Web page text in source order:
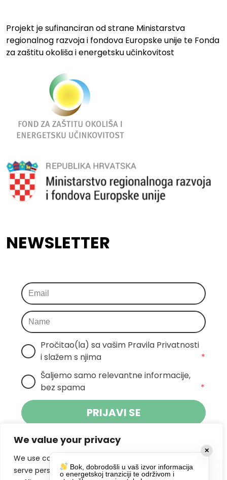
We value your privacy
We use cookies to enhance your browsing experience,
serve personalized ads or content, and analyze our
Projekt je sufinanciran od strane Ministarstva
regionalnog razvoja i fondova Europske unije te Fonda
za zaštitu okoliša i energetsku učinkovitost
NEWSLETTER
Pročitao(la) sa vašim Pravila Privatnosti
i slažem s njima
*
Šaljemo samo relevantne informacije,
bez spama
*
PRIJAVI SE
Klikom na gumb dajete suglasnost za
primanje novosti Pokreta Otoka te se
slažete spolitikom privatnosti.
✕
Bok, dobrodošli u vaš izvor informacija
o energetskoj tranziciji te održivom i